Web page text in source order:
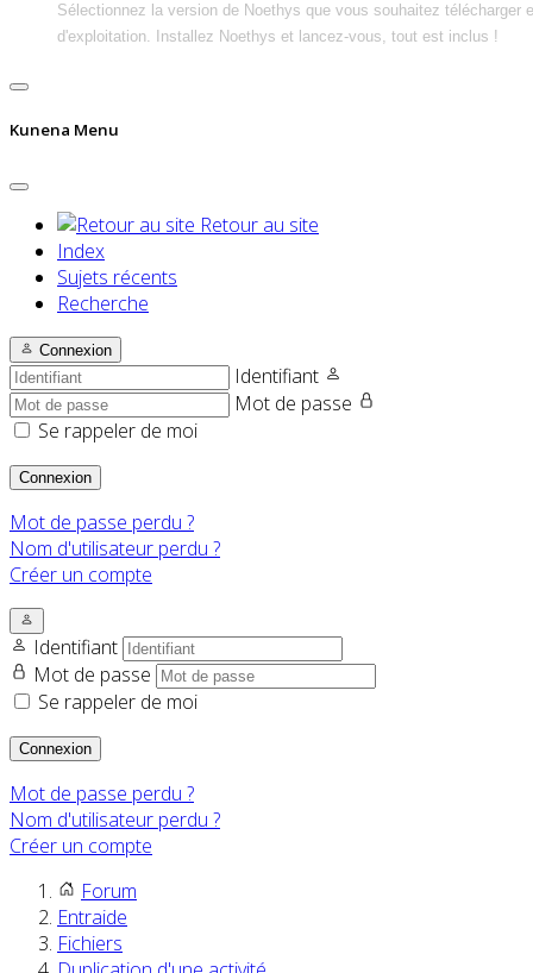
Sélectionnez la version de Noethys que vous souhaitez télécharger
d'exploitation. Installez Noethys et lancez-vous, tout est inclus !
Kunena Menu
Retour au site
Index
Sujets récents
Recherche
Connexion
Identifiant
Mot de passe
Se rappeler de moi
Connexion
Mot de passe perdu ?
Nom d'utilisateur perdu ?
Créer un compte
Identifiant
Mot de passe
Se rappeler de moi
Connexion
Mot de passe perdu ?
Nom d'utilisateur perdu ?
Créer un compte
Forum
Entraide
Fichiers